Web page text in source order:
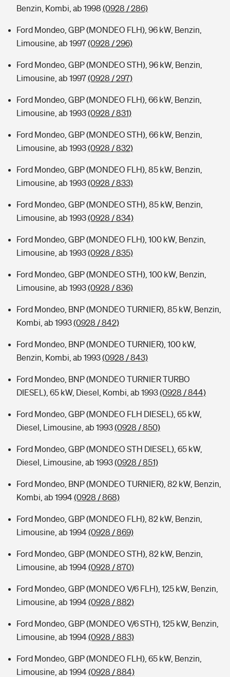
Kinderunfall-Check: Mehr Sicherheit für deine Kids
Sie haben Fragen?
Benzin, Kombi, ab 1998 (0928 / 286)
Ford Mondeo, GBP (MONDEO FLH), 96 kW, Benzin,
Limousine, ab 1997(0928 / 296)
Ford Mondeo, GBP (MONDEO STH), 96 kW, Benzin,
Limousine, ab 1997(0928 / 297)
Ford Mondeo, GBP (MONDEO FLH), 66 kW, Benzin,
Limousine, ab 1993(0928 / 831)
Ford Mondeo, GBP (MONDEO STH), 66 kW, Benzin,
Limousine, ab 1993(0928 / 832)
Ford Mondeo, GBP (MONDEO FLH), 85 kW, Benzin,
Limousine, ab 1993(0928 / 833)
Ford Mondeo, GBP (MONDEO STH), 85 kW, Benzin,
Limousine, ab 1993(0928 / 834)
Ford Mondeo, GBP (MONDEO FLH), 100 kW, Benzin,
Limousine, ab 1993(0928 / 835)
Ford Mondeo, GBP (MONDEO STH), 100 kW, Benzin,
Limousine, ab 1993(0928 / 836)
Ford Mondeo, BNP (MONDEO TURNIER), 85 kW, Benzin,
Kombi, ab 1993(0928 / 842)
Ford Mondeo, BNP (MONDEO TURNIER), 100 kW,
Benzin, Kombi, ab 1993(0928 / 843)
Ford Mondeo, BNP (MONDEO TURNIER TURBO
DIESEL), 65 kW, Diesel, Kombi, ab 1993(0928 / 844)
Ford Mondeo, GBP (MONDEO FLH DIESEL), 65 kW,
Diesel, Limousine, ab 1993(0928 / 850)
Ford Mondeo, GBP (MONDEO STH DIESEL), 65 kW,
Diesel, Limousine, ab 1993(0928 / 851)
Ford Mondeo, BNP (MONDEO TURNIER), 82 kW, Benzin,
Kombi, ab 1994(0928 / 868)
Ford Mondeo, GBP (MONDEO FLH), 82 kW, Benzin,
Limousine, ab 1994(0928 / 869)
Ford Mondeo, GBP (MONDEO STH), 82 kW, Benzin,
Limousine, ab 1994(0928 / 870)
Ford Mondeo, GBP (MONDEO V/6 FLH), 125 kW, Benzin,
Limousine, ab 1994(0928 / 882)
Ford Mondeo, GBP (MONDEO V/6 STH), 125 kW, Benzin,
Limousine, ab 1994(0928 / 883)
Ford Mondeo, GBP (MONDEO FLH), 65 kW, Benzin,
Limousine, ab 1994(0928 / 884)